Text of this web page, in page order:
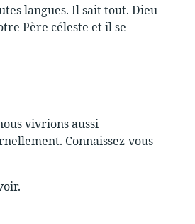
langues. Il sait tout. Dieu
Père céleste et il se
vivrions aussi
Connaissez-vous